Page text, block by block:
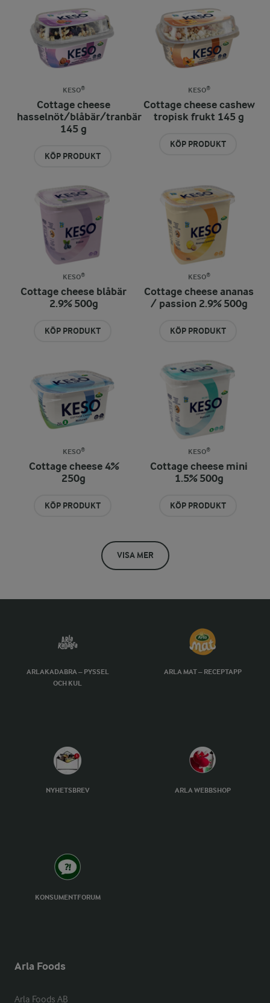
KESO®
Cottage cheese
hasselnöt/blåbär/tranbär
145 g
KÖP PRODUKT
KESO®
Cottage cheese cashew
tropisk frukt 145 g
KÖP PRODUKT
KESO®
Cottage cheese blåbär
2.9% 500g
KÖP PRODUKT
KESO®
Cottage cheese ananas
/ passion 2.9% 500g
KÖP PRODUKT
KESO®
Cottage cheese 4%
250g
KÖP PRODUKT
KESO®
Cottage cheese mini
1.5% 500g
KÖP PRODUKT
VISA MER
ARLAKADABRA – PYSSEL
OCH KUL
ARLA MAT – RECEPTAPP
NYHETSBREV ARLA WEBBSHOP
KONSUMENTFORUM
Arla Foods
Arla Foods AB